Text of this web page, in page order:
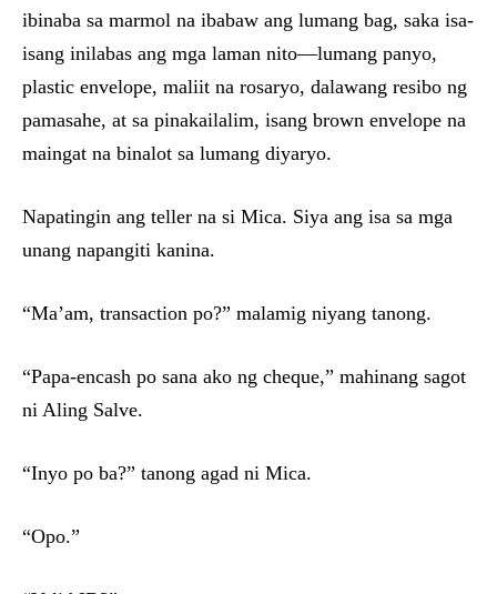
ibinaba sa marmol na ibabaw ang lumang bag, saka isa-
isang inilabas ang mga laman nito—lumang panyo,
plastic envelope, maliit na rosaryo, dalawang resibo ng
pamasahe, at sa pinakailalim, isang brown envelope na
maingat na binalot sa lumang diyaryo.
Napatingin ang teller na si Mica. Siya ang isa sa mga
unang napangiti kanina.
“Ma’am, transaction po?” malamig niyang tanong.
“Papa-encash po sana ako ng cheque,” mahinang sagot
ni Aling Salve.
“Inyo po ba?” tanong agad ni Mica.
“Opo.”